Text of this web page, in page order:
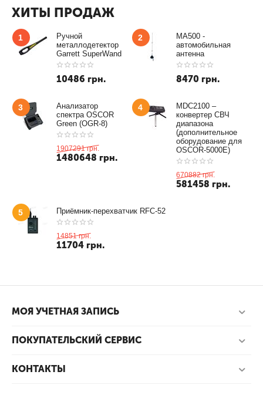
ХИТЫ ПРОДАЖ
1
Ручной
металлодетектор
Garrett SuperWand
10486 грн.
2
MA500 -
автомобильная
антенна
8470 грн.
3
Анализатор
спектра OSCOR
Green (OGR-8)
1907291 грн.
1480648 грн.
4
MDC2100 –
конвертер СВЧ
диапазона
(дополнительное
оборудование для
OSCOR-5000E)
670882 грн.
581458 грн.
5 Приёмник-перехватчик RFC-52
14851 грн.
11704 грн.
МОЯ УЧЕТНАЯ ЗАПИСЬ
ПОКУПАТЕЛЬСКИЙ СЕРВИС
КОНТАКТЫ